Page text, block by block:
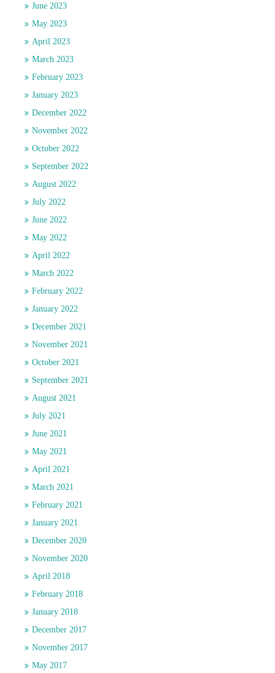
June 2023
May 2023
April 2023
March 2023
February 2023
January 2023
December 2022
November 2022
October 2022
September 2022
August 2022
July 2022
June 2022
May 2022
April 2022
March 2022
February 2022
January 2022
December 2021
November 2021
October 2021
September 2021
August 2021
July 2021
June 2021
May 2021
April 2021
March 2021
February 2021
January 2021
December 2020
November 2020
April 2018
February 2018
January 2018
December 2017
November 2017
May 2017